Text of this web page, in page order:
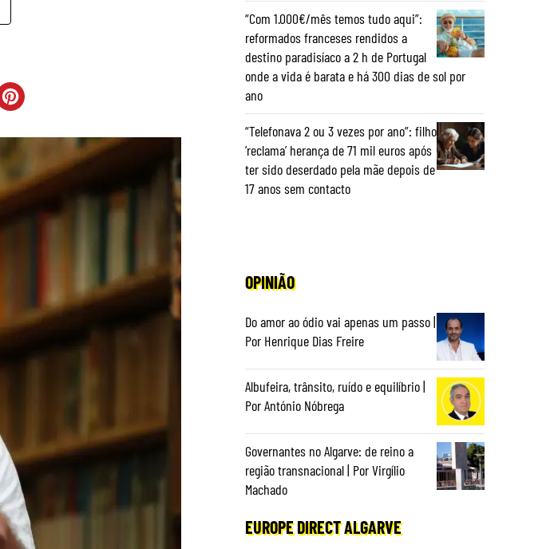
“Com 1.000€/mês temos tudo aqui”:
reformados franceses rendidos a
destino paradisíaco a 2 h de Portugal
onde a vida é barata e há 300 dias de sol por
ano
“Telefonava 2 ou 3 vezes por ano”: filho
‘reclama’ herança de 71 mil euros após
ter sido deserdado pela mãe depois de
17 anos sem contacto
OPINIÃO
Do amor ao ódio vai apenas um passo |
Por Henrique Dias Freire
Albufeira, trânsito, ruído e equilíbrio |
Por António Nóbrega
Governantes no Algarve: de reino a
região transnacional | Por Virgílio
Machado
EUROPE DIRECT ALGARVE